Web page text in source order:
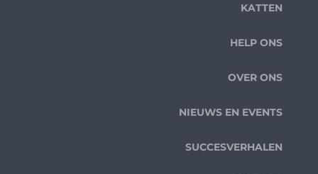
KATTEN
HELP ONS
OVER ONS
NIEUWS EN EVENTS
SUCCESVERHALEN